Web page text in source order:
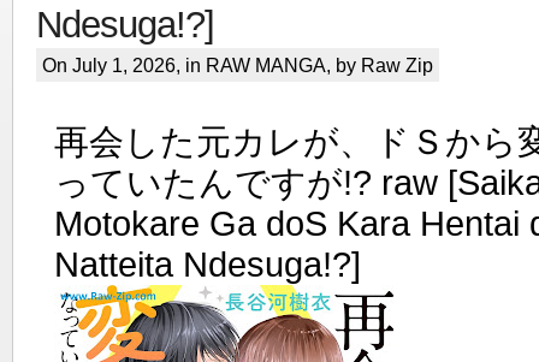
Ndesuga!?]
On July 1, 2026, in RAW MANGA, by Raw Zip
再会した元カレが、ドＳから
っていたんですが!? raw
Motokare Ga doS Kara Hentai
Natteita Ndesuga!?]